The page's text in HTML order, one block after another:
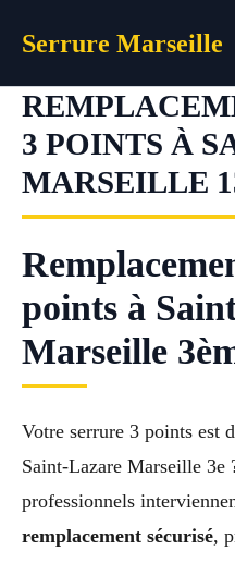
Serrure Marseille
3 POINTS À
MARSEILLE
points à
Marseille
Votre serrure 3 points est
Saint-Lazare Marseille 3e
professionnels
remplacement sécurisé,